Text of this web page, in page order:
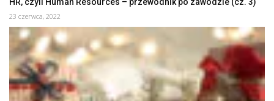
23 czerwca, 2022